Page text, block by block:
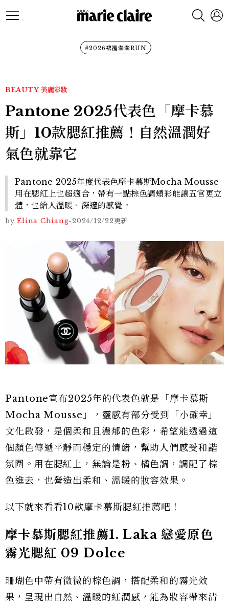
#2026裙襬澎澎RUN
BEAUTY 美麗彩妝
Pantone 2025代表色「摩卡慕
斯」10款腮紅推薦！自然溫潤好
氣色就靠它
Pantone 2025年度代表色摩卡慕斯Mocha Mousse
用在腮紅上也超適合，帶有一點棕色調頰彩能讓五官更立
體，也給人溫暖、深邃的感覺。
by Elina Chiang-2024/12/22更新
Pantone宣布2025年的代表色就是「摩卡慕斯
Mocha Mousse」，靈感有部分受到「小確幸」
文化啟發，是個柔和且濃郁的色彩，希望能透過這
個顏色傳遞平靜而穩定的情緒，幫助人們感受和諧
氛圍。用在腮紅上，無論是粉、橘色調，調配了棕
色進去，也營造出柔和、溫暖的妝容效果。
以下就來看看10款摩卡慕斯腮紅推薦吧！
摩卡慕斯腮紅推薦1. Laka 戀愛原色
霧光腮紅 09 Dolce
珊瑚色中帶有微微的棕色調，搭配柔和的霧光效
果，呈現出自然、溫暖的紅潤感，能為妝容帶來清